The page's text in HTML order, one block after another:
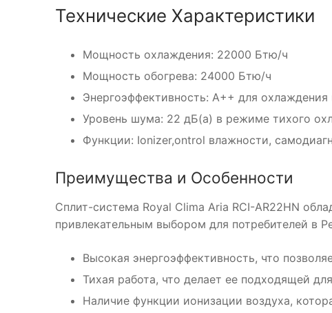
Технические Характеристики
Мощность охлаждения: 22000 Бтю/ч
Мощность обогрева: 24000 Бтю/ч
Энергоэффективность: A++ для охлаждения
Уровень шума: 22 дБ(а) в режиме тихого
Функции: Ionizer,ontrol влажности,
Преимущества и Особенности
Сплит-система Royal Clima Aria RCI-AR22HN
привлекательным выбором для потребителей в
Высокая энергоэффективность, что
Тихая работа, что делает ее подходящей
Наличие функции ионизации воздуха,